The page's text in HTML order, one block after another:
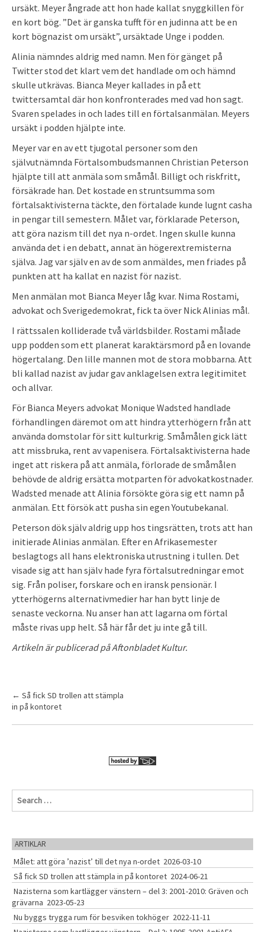
ursäkt. Meyer ångrade att hon hade kallat snyggkillen för
en kort bög. ”Det är ganska tufft för en judinna att be en
kort bögnazist om ursäkt”, ursäktade Unge i podden.
Alinia nämndes aldrig med namn. Men för gänget på
Twitter stod det klart vem det handlade om och hämnd
skulle utkrävas. Bianca Meyer kallades in på ett
twittersamtal där hon konfronterades med vad hon sagt.
Svaren spelades in och lades till en förtalsanmälan. Meyers
ursäkt i podden hjälpte inte.
Meyer var en av ett tjugotal personer som den
självutnämnda Förtalsombudsmannen Christian Peterson
hjälpte till att anmäla som småmål. Billigt och riskfritt,
försäkrade han. Det kostade en struntsumma som
förtalsaktivisterna täckte, den förtalade kunde lugnt casha
in pengar till semestern. Målet var, förklarade Peterson,
att göra nazism till det nya n-ordet. Ingen skulle kunna
använda det i en debatt, annat än högerextremisterna
själva. Jag var själv en av de som anmäldes, men friades på
punkten att ha kallat en nazist för nazist.
Men anmälan mot Bianca Meyer låg kvar. Nima Rostami,
advokat och Sverigedemokrat, fick ta över Nick Alinias mål.
I rättssalen kolliderade två världsbilder. Rostami målade
upp podden som ett planerat karaktärsmord på en lovande
högertalang. Den lille mannen mot de stora mobbarna. Att
bli kallad nazist av judar gav anklagelsen extra legitimitet
och allvar.
För Bianca Meyers advokat Monique Wadsted handlade
förhandlingen däremot om att hindra ytterhögern från att
använda domstolar för sitt kulturkrig. Småmålen gick lätt
att missbruka, rent av vapenisera. Förtalsaktivisterna hade
inget att riskera på att anmäla, förlorade de småmålen
behövde de aldrig ersätta motparten för advokatkostnader.
Wadsted menade att Alinia försökte göra sig ett namn på
anmälan. Ett försök att pusha sin egen Youtubekanal.
Peterson dök själv aldrig upp hos tingsrätten, trots att han
initierade Alinias anmälan. Efter en Afrikasemester
beslagtogs all hans elektroniska utrustning i tullen. Det
visade sig att han själv hade fyra förtalsutredningar emot
sig. Från poliser, forskare och en iransk pensionär. I
ytterhögerns alternativmedier har han bytt linje de
senaste veckorna. Nu anser han att lagarna om förtal
måste rivas upp helt. Så här får det ju inte gå till.
Artikeln är publicerad på Aftonbladet Kultur.
P
o
s
v
i
a
t
i
o
n
← Så fick SD trollen att stämpla
in på kontoret
c
h
f
o
r
ARTIKLAR
Målet: att göra ’nazist’ till det nya n-ordet 2026-03-10
Så fick SD trollen att stämpla in på kontoret 2024-06-21
Nazisterna som kartlägger vänstern – del 3: 2001-2010: Gräven och
grävarna 2023-05-23
Nu byggs trygga rum för besviken tokhöger 2022-11-11